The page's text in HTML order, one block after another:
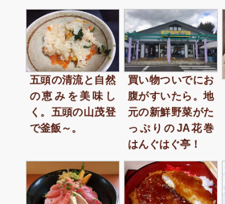
五頭の清流と自然
の恵みを美味し
く。五頭の山茂登
で釜飯～。
買い物ついでにお
腹がすいたら。地
元の新鮮野菜がた
っぷりのJA花巻
はんぐはぐ亭！